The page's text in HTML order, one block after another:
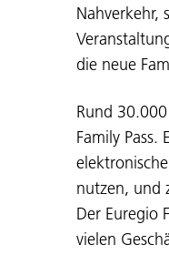
Nahverkehr,
die neue
Rund
Family
nutzen, und
Der Euregio
vielen